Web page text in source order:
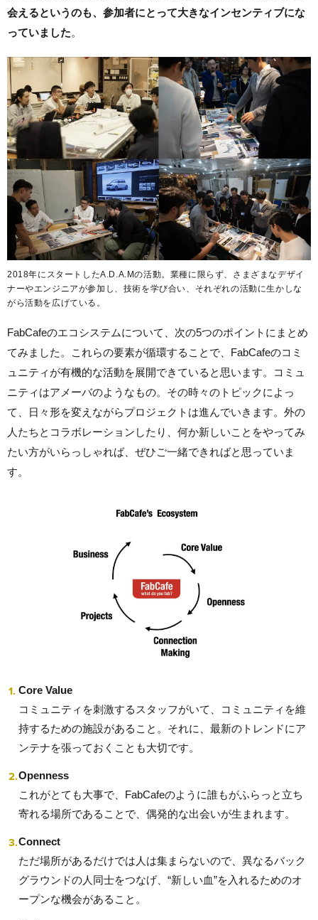
会えるというのも、参加者にとって大きなインセンティブにな
っていました。
2018年にスタートしたA.D.A.Mの活動。業種に限らず、さまざまなデザイ
ナーやエンジニアが参加し、技術を学び合い、それぞれの活動に生かしな
がら活動を広げている。
FabCafeのエコシステムについて、次の5つのポイントにまとめ
てみました。これらの要素が循環することで、FabCafeのコミ
ュニティが有機的な活動を展開できていると思います。コミュ
ニティはアメーバのようなもの。その時々のトピックによっ
て、日々形を変えながらプロジェクトは進んでいきます。外の
人たちとコラボレーションしたり、何か新しいことをやってみ
たい方がいらっしゃれば、ぜひご一緒できればと思っていま
す。
Core Value
コミュニティを刺激するスタッフがいて、コミュニティを維
持するための施設があること。それに、最新のトレンドにア
ンテナを張っておくことも大切です。
Openness
これがとても大事で、FabCafeのように誰もがふらっと立ち
寄れる場所であることで、偶発的な出会いが生まれます。
Connect
ただ場所があるだけでは人は集まらないので、異なるバック
グラウンドの人同士をつなげ、“新しい血”を入れるためのオ
ープンな機会があること。